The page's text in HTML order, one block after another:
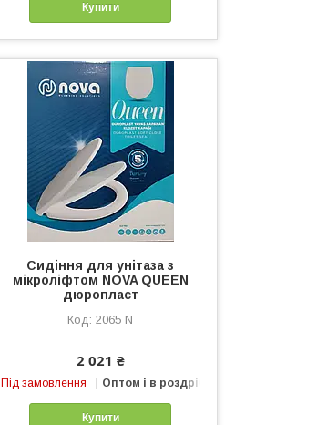
Купити
Сидіння для унітаза з
мікроліфтом NOVA QUEEN
дюропласт
2065 N
2 021 ₴
Під замовлення Оптом і в роздріб
Купити